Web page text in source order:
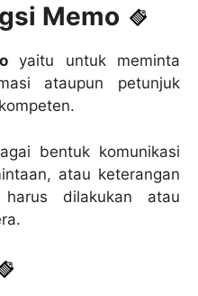
Memo
yaitu untuk meminta
ataupun petunjuk
bentuk komunikasi
atau keterangan
dilakukan atau